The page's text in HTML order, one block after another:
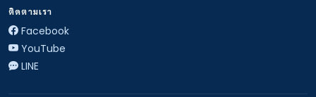
ติดตามเรา
Facebook
YouTube
LINE